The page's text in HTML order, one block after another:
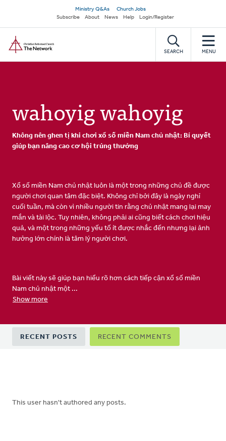
main
content
Secondary
navigation
Ministry Q&As
Church Jobs
Subscribe
About News Help Login/Register
SEARCH MENU
wahoyig wahoyig
Không nên ghen tị khi chơi xổ số miền Nam chủ nhật: Bí quyết
giúp bạn nâng cao cơ hội trúng thưởng
Xổ số miền Nam chủ nhật luôn là một trong những chủ đề được
người chơi quan tâm đặc biệt. Không chỉ bởi đây là ngày nghỉ
cuối tuần, mà còn vì nhiều người tin rằng chủ nhật mang lại may
mắn và tài lộc. Tuy nhiên, không phải ai cũng biết cách chơi hiệu
quả, và một trong những yếu tố ít được nhắc đến nhưng lại ảnh
hưởng lớn chính là tâm lý người chơi.
Bài viết này sẽ giúp bạn hiểu rõ hơn cách tiếp cận xổ số miền
Nam chủ nhật một ...
Show more
Primary
tabs
RECENT POSTS RECENT COMMENTS
This user hasn't authored any posts.